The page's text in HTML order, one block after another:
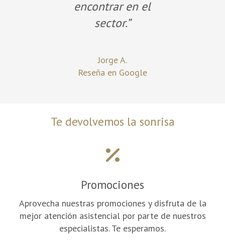
Te devolvemos la sonrisa
Promociones
Aprovecha nuestras promociones y disfruta de la
mejor atención asistencial por parte de nuestros
especialistas. Te esperamos.